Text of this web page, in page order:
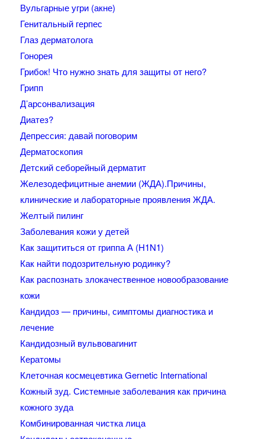
Вульгарные угри (акне)
Генитальный герпес
Глаз дерматолога
Гонорея
Грибок! Что нужно знать для защиты от него?
Грипп
Д’арсонвализация
Диатез?
Депрессия: давай поговорим
Дерматоскопия
Детский себорейный дерматит
Железодефицитные анемии (ЖДА).Причины,
клинические и лабораторные проявления ЖДА.
Желтый пилинг
Заболевания кожи у детей
Как защититься от гриппа А (H1N1)
Как найти подозрительную родинку?
Как распознать злокачественное новообразование
кожи
Кандидоз — причины, симптомы диагностика и
лечение
Кандидозный вульвовагинит
Кератомы
Клеточная космецевтика Gernetic International
Кожный зуд. Системные заболевания как причина
кожного зуда
Комбинированная чистка лица